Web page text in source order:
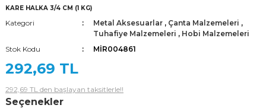
KARE HALKA 3/4 CM (1 KG)
Kategori Metal Aksesuarlar , Çanta Malzemeleri ,
Tuhafiye Malzemeleri , Hobi Malzemeleri
Stok Kodu
MİR004861
292,69 TL
292,69 TL den başlayan taksitlerle!!
Seçenekler